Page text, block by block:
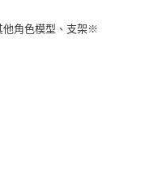
角色模型、支架※